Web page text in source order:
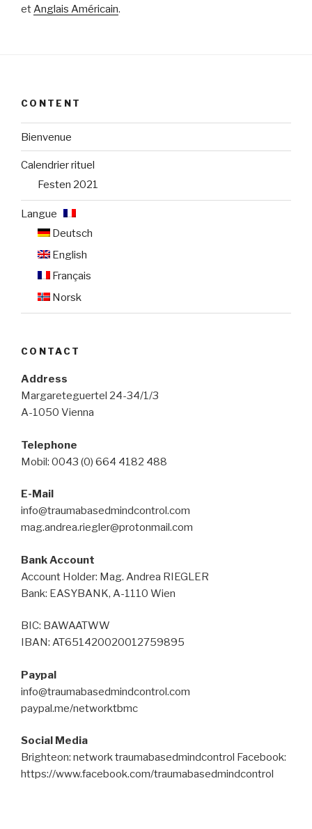
etAnglais Américain.
CONTENT
Bienvenue
Calendrier rituel
Festen 2021
Langue :
Deutsch
English
Français
Norsk
CONTACT
Address
Margareteguertel 24-34/1/3
A-1050 Vienna
Telephone
Mobil: 0043 (0) 664 4182 488
E-Mail
info@traumabasedmindcontrol.com
mag.andrea.riegler@protonmail.com
Bank Account
Account Holder: Mag. Andrea RIEGLER
Bank: EASYBANK, A-1110 Wien
BIC: BAWAATWW
IBAN: AT651420020012759895
Paypal
info@traumabasedmindcontrol.com
paypal.me/networktbmc
Social Media
Brighteon: network traumabasedmindcontrol Facebook:
https://www.facebook.com/traumabasedmindcontrol